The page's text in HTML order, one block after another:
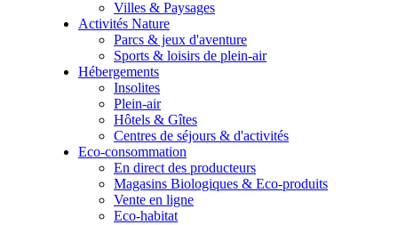
Villes & Paysages
Activités Nature
Parcs & jeux d'aventure
Sports & loisirs de plein-air
Hébergements
Insolites
Plein-air
Hôtels & Gîtes
Centres de séjours & d'activités
Eco-consommation
En direct des producteurs
Magasins Biologiques & Eco-produits
Vente en ligne
Eco-habitat